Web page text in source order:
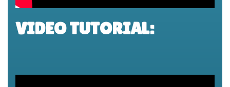
VIDEO TUTORIAL: